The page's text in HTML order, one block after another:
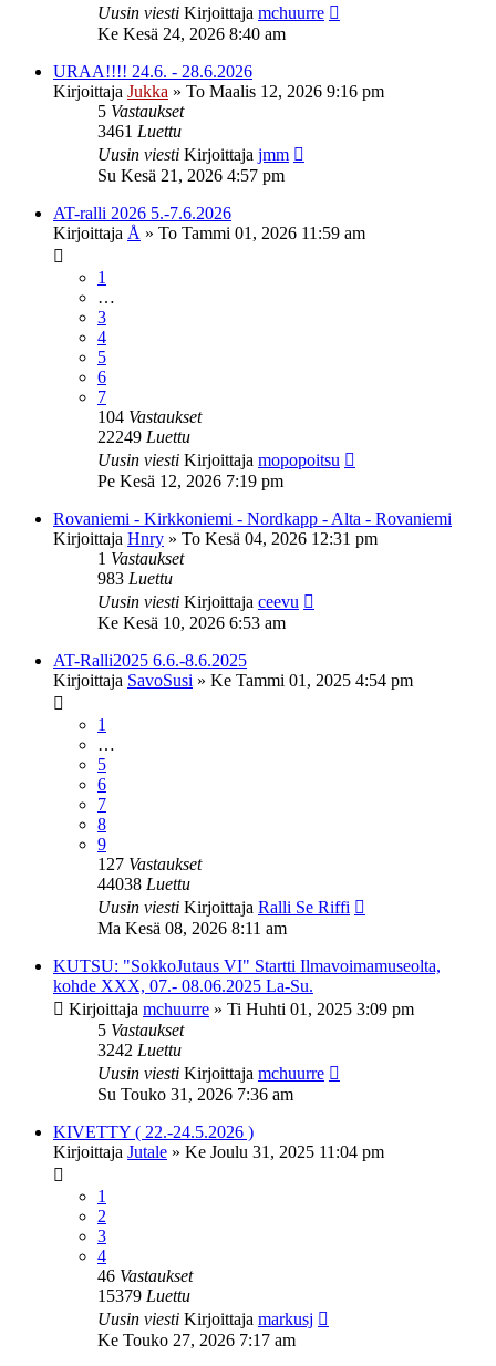
Uusin viesti Kirjoittaja mchuurre
Ke Kesä 24, 2026 8:40 am
URAA!!!! 24.6. - 28.6.2026
Kirjoittaja Jukka » To Maalis 12, 2026 9:16 pm
5 Vastaukset
3461 Luettu
Uusin viesti Kirjoittaja jmm
Su Kesä 21, 2026 4:57 pm
AT-ralli 2026 5.-7.6.2026
Kirjoittaja Å » To Tammi 01, 2026 11:59 am
1
…
3
4
5
6
7
104 Vastaukset
22249 Luettu
Uusin viesti Kirjoittaja mopopoitsu
Pe Kesä 12, 2026 7:19 pm
Rovaniemi - Kirkkoniemi - Nordkapp - Alta - Rovaniemi
Kirjoittaja Hnry » To Kesä 04, 2026 12:31 pm
1 Vastaukset
983 Luettu
Uusin viesti Kirjoittaja ceevu
Ke Kesä 10, 2026 6:53 am
AT-Ralli2025 6.6.-8.6.2025
Kirjoittaja SavoSusi » Ke Tammi 01, 2025 4:54 pm
1
…
5
6
7
8
9
127 Vastaukset
44038 Luettu
Uusin viesti Kirjoittaja Ralli Se Riffi
Ma Kesä 08, 2026 8:11 am
KUTSU: "SokkoJutaus VI" Startti Ilmavoimamuseolta,
kohde XXX, 07.- 08.06.2025 La-Su.
Kirjoittaja mchuurre » Ti Huhti 01, 2025 3:09 pm
5 Vastaukset
3242 Luettu
Uusin viesti Kirjoittaja mchuurre
Su Touko 31, 2026 7:36 am
KIVETTY ( 22.-24.5.2026 )
Kirjoittaja Jutale » Ke Joulu 31, 2025 11:04 pm
1
2
3
4
46 Vastaukset
15379 Luettu
Uusin viesti Kirjoittaja markusj
Ke Touko 27, 2026 7:17 am